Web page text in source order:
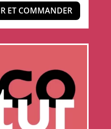
ET COMMANDER